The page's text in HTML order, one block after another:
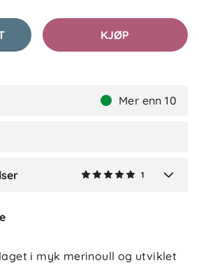
KJØP
Mer enn 10
1
klør for sensetiv baby.
deler erfaringen din. ✨
i myk merinoull og utviklet